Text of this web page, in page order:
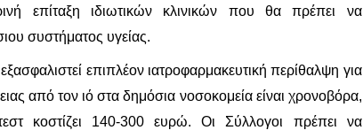
επίταξη ιδιωτικών κλινικών που θα πρέπει να
συστήματος υγείας.
επιπλέον ιατροφαρμακευτική περίθαλψη για
από τον ιό στα δημόσια νοσοκομεία είναι χρονοβόρα,
κοστίζει 140-300 ευρώ. Οι Σύλλογοι πρέπει να